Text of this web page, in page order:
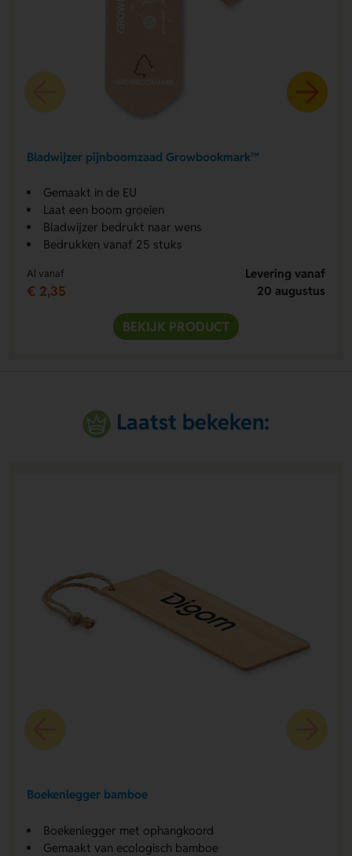
Bladwijzer pijnboomzaad Growbookmark™
Gemaakt in de EU
Laat een boom groeien
Bladwijzer bedrukt naar wens
Bedrukken vanaf 25 stuks
Al vanaf
€ 2,35
Levering vanaf
20 augustus
BEKIJK PRODUCT
Laatst bekeken:
Boekenlegger bamboe
Boekenlegger met ophangkoord
Gemaakt van ecologisch bamboe